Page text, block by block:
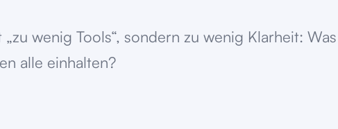
wenig Tools“, sondern zu wenig Klarheit:
alle einhalten?